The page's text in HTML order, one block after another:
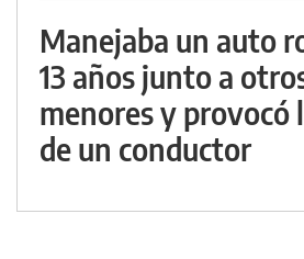
Manejaba un auto
13 años junto a
menores y provocó
de un conductor